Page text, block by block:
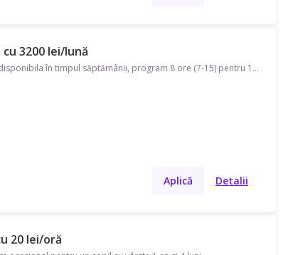
3200 lei/lună
Suntem interesati de o bonă in Iasi, cartierul Alexandru cel Bun. Cautam o persoana care este disponibila în timpul săptămânii, program 8 ore (7-15) pentru 1 copil cu vârsta de 1 an si 10 luni. Vorbeste, spune tot ce are nevoie, avem nevoie doar ca cineva sa se ocupe de ea, sa se joace, sa faca activitati si sa ii dea de mancare. Alte atributii legate de menaj nu ne intereseaza.
Aplică Detalii
20 lei/oră